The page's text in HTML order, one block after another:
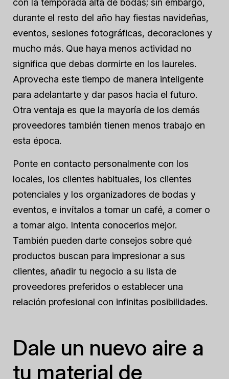
con la temporada alta de bodas; sin embargo,
durante el resto del año hay fiestas navideñas,
eventos, sesiones fotográficas, decoraciones y
mucho más. Que haya menos actividad no
significa que debas dormirte en los laureles.
Aprovecha este tiempo de manera inteligente
para adelantarte y dar pasos hacia el futuro.
Otra ventaja es que la mayoría de los demás
proveedores también tienen menos trabajo en
esta época.
Ponte en contacto personalmente con los
locales, los clientes habituales, los clientes
potenciales y los organizadores de bodas y
eventos, e invítalos a tomar un café, a comer o
a tomar algo. Intenta conocerlos mejor.
También pueden darte consejos sobre qué
productos buscan para impresionar a sus
clientes, añadir tu negocio a su lista de
proveedores preferidos o establecer una
relación profesional con infinitas posibilidades.
Dale un nuevo aire a
tu material de